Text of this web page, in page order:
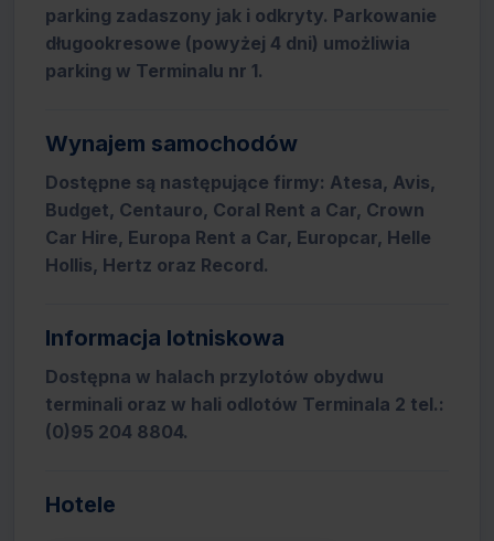
parking zadaszony jak i odkryty. Parkowanie
długookresowe (powyżej 4 dni) umożliwia
parking w Terminalu nr 1.
Wynajem samochodów
Dostępne są następujące firmy: Atesa, Avis,
Budget, Centauro, Coral Rent a Car, Crown
Car Hire, Europa Rent a Car, Europcar, Helle
Hollis, Hertz oraz Record.
Informacja lotniskowa
Dostępna w halach przylotów obydwu
terminali oraz w hali odlotów Terminala 2 tel.:
(0)95 204 8804.
Hotele